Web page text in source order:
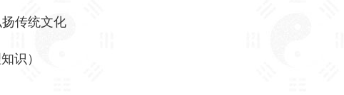
传统文化
识）